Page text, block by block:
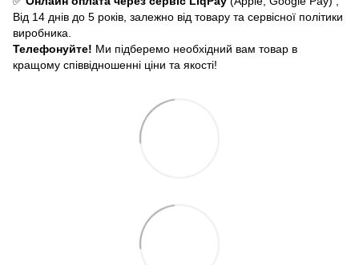
Від 14 днів до 5 років, залежно від товару та сервісної політики
виробника.
Телефонуйте! Ми підберемо необхідний вам товар в
кращому співвідношенні ціни та якості!